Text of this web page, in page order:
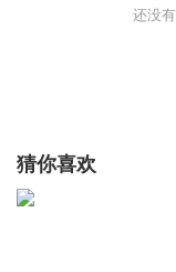
还没
猜你喜欢